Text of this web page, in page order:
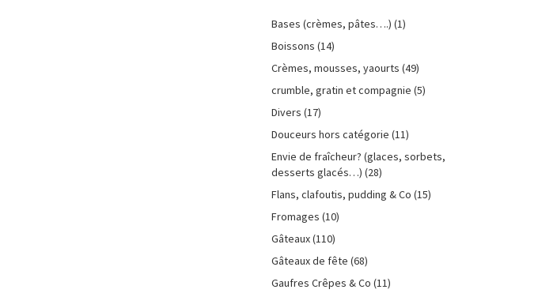
Bases (crèmes, pâtes….) (1)
Boissons (14)
Crèmes, mousses, yaourts (49)
crumble, gratin et compagnie (5)
Divers (17)
Douceurs hors catégorie (11)
Envie de fraîcheur? (glaces, sorbets,
desserts glacés…) (28)
Flans, clafoutis, pudding & Co (15)
Fromages (10)
Gâteaux(110)
Gâteaux de fête (68)
Gaufres Crêpes & Co (11)